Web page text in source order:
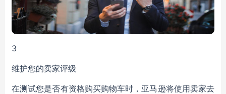
3
维护您的卖家评级
在测试您是否有资格购买购物车时，亚马逊将使用卖家去